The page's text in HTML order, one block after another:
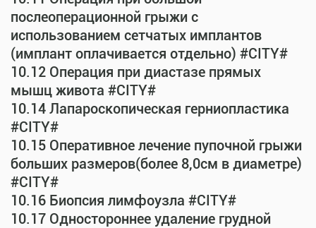
послеоперационной грыжи с
использованием сетчатых имплантов
(имплант оплачивается отдельно) #CITY#
10.12 Операция при диастазе прямых
мышц живота #CITY#
10.14 Лапароскопическая герниопластика
#CITY#
10.15 Оперативное лечение пупочной грыжи
больших размеров(более 8,0см в диаметре)
#CITY#
10.16 Биопсия лимфоузла #CITY#
10.17 Одностороннее удаление грудной